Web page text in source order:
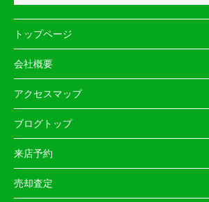
トップページ
会社概要
アクセスマップ
ブログトップ
来店予約
売却査定